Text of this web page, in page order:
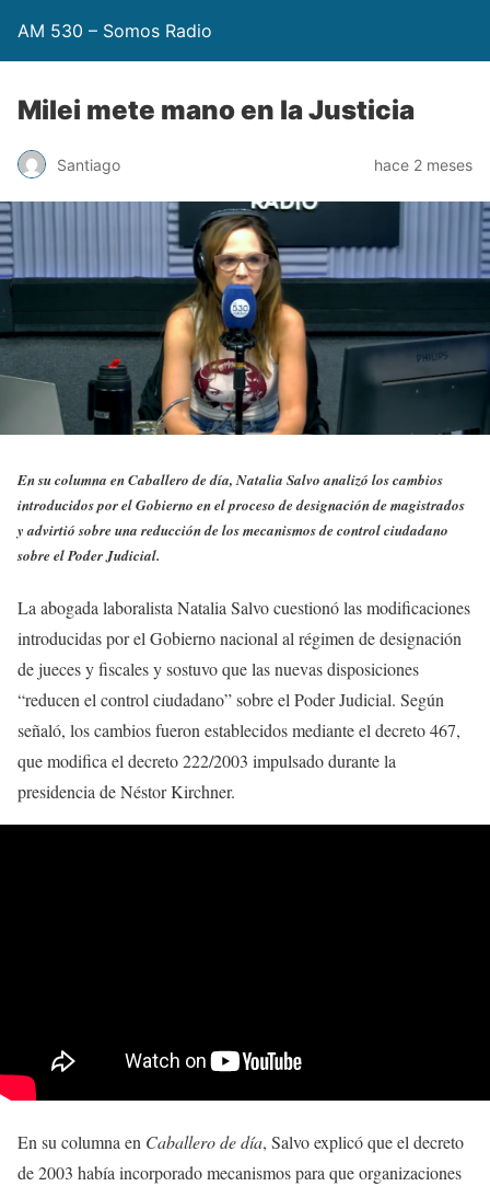
AM 530 – Somos Radio
Milei mete mano en la Justicia
Santiago hace 2 meses
En su columna en Caballero de día, Natalia Salvo analizó los cambios
introducidos por el Gobierno en el proceso de designación de magistrados
y advirtió sobre una reducción de los mecanismos de control ciudadano
sobre el Poder Judicial.
La abogada laboralista Natalia Salvo cuestionó las modificaciones
introducidas por el Gobierno nacional al régimen de designación
de jueces y fiscales y sostuvo que las nuevas disposiciones
“reducen el control ciudadano” sobre el Poder Judicial. Según
señaló, los cambios fueron establecidos mediante el decreto 467,
que modifica el decreto 222/2003 impulsado durante la
presidencia de Néstor Kirchner.
En su columna en Caballero de día, Salvo explicó que el decreto
de 2003 había incorporado mecanismos para que organizaciones